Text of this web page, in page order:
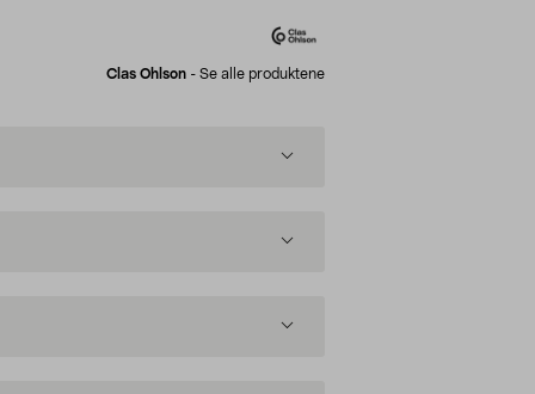
Clas Ohlson - Se alle produktene